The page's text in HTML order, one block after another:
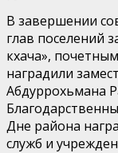
В завершении
глав поселений
кхача»,
наградили
Абдуррохьмана
Дне района
служб и